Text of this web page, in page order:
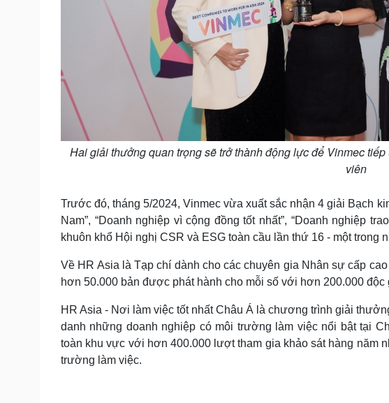
Hai giải thưởng quan trọng sẽ trở thành động lực để Vinmec
viên
Trước đó, tháng 5/2024, Vinmec vừa xuất sắc nhận 4 giải Bạch
Nam”, “Doanh nghiệp vì cộng đồng tốt nhất”, “Doanh nghiệp
khuôn khổ Hội nghị CSR và ESG toàn cầu lần thứ 16 - một
Về HR Asia là Tạp chí dành cho các chuyên gia Nhân sự cấp
hơn 50.000 bản được phát hành cho mỗi số với hơn 200.000 độc
HR Asia - Nơi làm việc tốt nhất Châu Á là chương trình giải
danh những doanh nghiệp có môi trường làm việc nổi bật tại
toàn khu vực với hơn 400.000 lượt tham gia khảo sát hàng năm
trường làm việc.